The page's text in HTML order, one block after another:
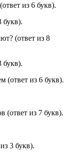
из 6 букв).
букв).
(ответ из 8
букв).
(ответ из 6 букв).
(ответ из 7 букв).
3 букв).